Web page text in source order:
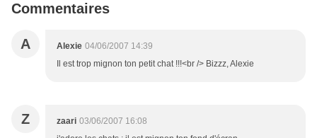
Commentaires
A Alexie 04/06/2007 14:39
Il est trop mignon ton petit chat !!!<br /> Bizzz, Alexie
Z zaari 03/06/2007 16:08